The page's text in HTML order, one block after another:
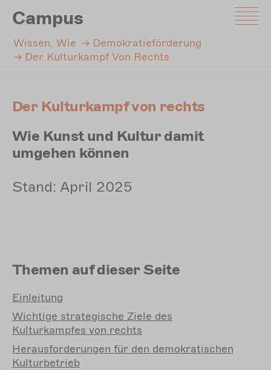
zumCampus
Wissen, Wie
Demokratieförderung
Der Kulturkampf Von Rechts
Der Kulturkampf von rechts
Wie Kunst und Kultur damit
umgehen können
Stand: April 2025
Themen auf dieser Seite
Einleitung
Wichtige strategische Ziele des
Kulturkampfes von rechts
Herausforderungen für den demokratischen
Kulturbetrieb